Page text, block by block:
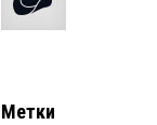
Метки